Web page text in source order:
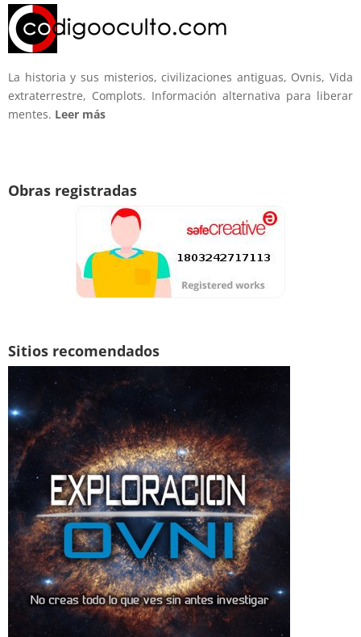
La historia y sus misterios, civilizaciones antiguas, Ovnis, Vida
extraterrestre, Complots. Información alternativa para liberar
mentes. Leer más
Obras registradas
Sitios recomendados